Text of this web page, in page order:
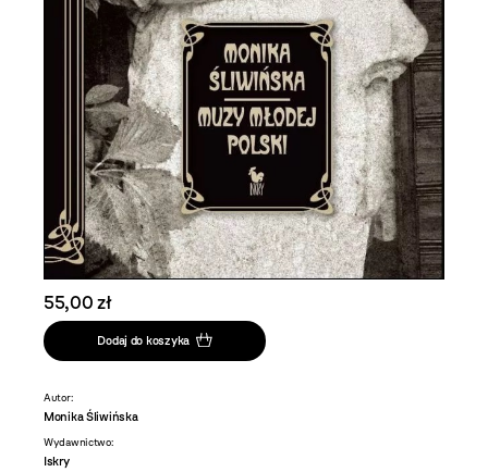
55,00 zł
Dodaj do koszyka
Autor:
Monika Śliwińska
Wydawnictwo:
Iskry